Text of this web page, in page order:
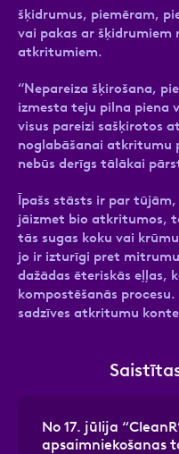
šķidrumus, piemēram,
vai pakas ar šķidrumiem
atkritumiem.
“Nepareiza šķirošana,
izmesta teju pilna piena
visus pareizi sašķirotos
noglabāšanai atkritumu
nebūs derīgs tālākai
Īpašs stāsts ir par
jāizmet bio atkritumos,
tās sugas koku vai
jo ir izturīgi pret
dažādas ēteriskās eļļas,
kompostēšanās
sadzīves atkritumu
No 17. jūlija
apsaimniekošanas